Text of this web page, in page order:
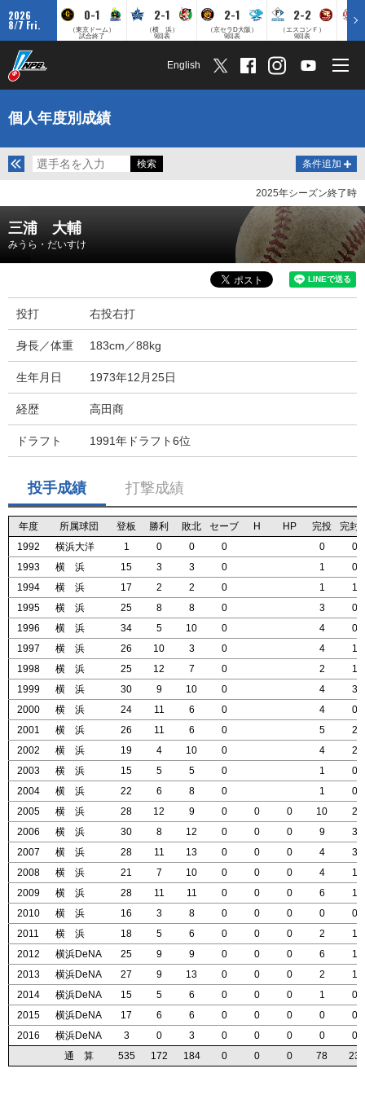
2026
8/7 Fri.
0-1
（東京ドーム）
試合終了
2-1
（横 浜）
9回表
2-1
（京セラD大阪）
9回表
2-2
（エスコンＦ）
9回表
English
個人年度別成績
条件追加
2025年シーズン終了時
三浦 大輔
みうら・だいすけ
投打 右投右打
身長／体重 183cm／88kg
生年月日 1973年12月25日
経歴 高田商
ドラフト 1991年ドラフト6位
投手成績 打撃成績
年度 所属球団 登板 勝利 敗北 セーブ H HP 完投
完封
1992
横浜大洋 1 0 0 0 0
0
1993
横 浜 15 3 3 0 1
0
1994
横 浜 17 2 2 0 1
1
1995
横 浜 25 8 8 0 3
0
1996
横 浜 34 5 10 0 4
0
1997
横 浜 26 10 3 0 4
1
1998
横 浜 25 12 7 0 2
1
1999
横 浜 30 9 10 0 4
3
2000
横 浜 24 11 6 0 4
0
2001
横 浜 26 11 6 0 5
2
2002
横 浜 19 4 10 0 4
2
2003
横 浜 15 5 5 0 1
0
2004
横 浜 22 6 8 0 1
0
2005
横 浜 28 12 9 0 0 0 10
2
2006
横 浜 30 8 12 0 0 0 9
3
2007
横 浜 28 11 13 0 0 0 4
3
2008
横 浜 21 7 10 0 0 0 4
1
2009
横 浜 28 11 11 0 0 0 6
1
2010
横 浜 16 3 8 0 0 0 0
0
2011
横 浜 18 5 6 0 0 0 2
1
2012
横浜DeNA 25 9 9 0 0 0 6
1
2013
横浜DeNA 27 9 13 0 0 0 2
1
2014
横浜DeNA 15 5 6 0 0 0 1
0
2015
横浜DeNA 17 6 6 0 0 0 0
0
2016
横浜DeNA 3 0 3 0 0 0 0
0
通 算
535 172 184 0 0 0 78 23
年度 所属球団 登板 勝利 敗北 セーブ H HP 完投
完封
1992
横浜大洋 1 0 0 0 0
0
1993
横 浜 15 3 3 0 1
0
1994
横 浜 17 2 2 0 1
1
1995
横 浜 25 8 8 0 3
0
1996
横 浜 34 5 10 0 4
0
1997
横 浜 26 10 3 0 4
1
1998
横 浜 25 12 7 0 2
1
1999
横 浜 30 9 10 0 4
3
2000
横 浜 24 11 6 0 4
0
2001
横 浜 26 11 6 0 5
2
2002
横 浜 19 4 10 0 4
2
2003
横 浜 15 5 5 0 1
0
2004
横 浜 22 6 8 0 1
0
2005
横 浜 28 12 9 0 0 0 10
2
2006
横 浜 30 8 12 0 0 0 9
3
2007
横 浜 28 11 13 0 0 0 4
3
2008
横 浜 21 7 10 0 0 0 4
1
2009
横 浜 28 11 11 0 0 0 6
1
2010
横 浜 16 3 8 0 0 0 0
0
2011
横 浜 18 5 6 0 0 0 2
1
2012
横浜DeNA 25 9 9 0 0 0 6
1
2013
横浜DeNA 27 9 13 0 0 0 2
1
2014
横浜DeNA 15 5 6 0 0 0 1
0
2015
横浜DeNA 17 6 6 0 0 0 0
0
2016
横浜DeNA 3 0 3 0 0 0 0
0
通 算
535 172 184 0 0 0 78 23
年度 所属球団 登板 勝利 敗北 セーブ H HP 完投
完封
1992
横浜大洋 1 0 0 0 0
0
1993
横 浜 15 3 3 0 1
0
1994
横 浜 17 2 2 0 1
1
1995
横 浜 25 8 8 0 3
0
1996
横 浜 34 5 10 0 4
0
1997
横 浜 26 10 3 0 4
1
1998
横 浜 25 12 7 0 2
1
1999
横 浜 30 9 10 0 4
3
2000
横 浜 24 11 6 0 4
0
2001
横 浜 26 11 6 0 5
2
2002
横 浜 19 4 10 0 4
2
2003
横 浜 15 5 5 0 1
0
2004
横 浜 22 6 8 0 1
0
2005
横 浜 28 12 9 0 0 0 10
2
2006
横 浜 30 8 12 0 0 0 9
3
2007
横 浜 28 11 13 0 0 0 4
3
2008
横 浜 21 7 10 0 0 0 4
1
2009
横 浜 28 11 11 0 0 0 6
1
2010
横 浜 16 3 8 0 0 0 0
0
2011
横 浜 18 5 6 0 0 0 2
1
2012
横浜DeNA 25 9 9 0 0 0 6
1
2013
横浜DeNA 27 9 13 0 0 0 2
1
2014
横浜DeNA 15 5 6 0 0 0 1
0
2015
横浜DeNA 17 6 6 0 0 0 0
0
2016
横浜DeNA 3 0 3 0 0 0 0
0
通 算
535 172 184 0 0 0 78 23
年度 所属球団 登板 勝利 敗北 セーブ H HP 完投
完封
1992
横浜大洋 1 0 0 0 0
0
1993
横 浜 15 3 3 0 1
0
1994
横 浜 17 2 2 0 1
1
1995
横 浜 25 8 8 0 3
0
1996
横 浜 34 5 10 0 4
0
1997
横 浜 26 10 3 0 4
1
1998
横 浜 25 12 7 0 2
1
1999
横 浜 30 9 10 0 4
3
2000
横 浜 24 11 6 0 4
0
2001
横 浜 26 11 6 0 5
2
2002
横 浜 19 4 10 0 4
2
2003
横 浜 15 5 5 0 1
0
2004
横 浜 22 6 8 0 1
0
2005
横 浜 28 12 9 0 0 0 10
2
2006
横 浜 30 8 12 0 0 0 9
3
2007
横 浜 28 11 13 0 0 0 4
3
2008
横 浜 21 7 10 0 0 0 4
1
2009
横 浜 28 11 11 0 0 0 6
1
2010
横 浜 16 3 8 0 0 0 0
0
2011
横 浜 18 5 6 0 0 0 2
1
2012
横浜DeNA 25 9 9 0 0 0 6
1
2013
横浜DeNA 27 9 13 0 0 0 2
1
2014
横浜DeNA 15 5 6 0 0 0 1
0
2015
横浜DeNA 17 6 6 0 0 0 0
0
2016
横浜DeNA 3 0 3 0 0 0 0
0
通 算
535 172 184 0 0 0 78 23